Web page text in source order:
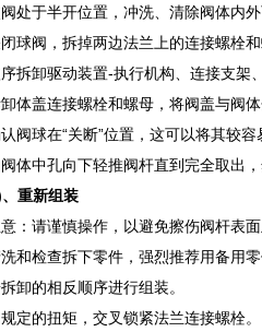
处于半开位置，冲洗、清除阀体内外
球阀，拆掉两边法兰上的连接螺栓
拆卸驱动装置-执行机构、连接支架
体盖连接螺栓和螺母，将阀盖与阀体
阀球在“关断”位置，这可以将其较
体中孔向下轻推阀杆直到完全取出
重新组装
：请谨慎操作，以避免擦伤阀杆表面
和检查拆下零件，强烈推荐用备用
卸的相反顺序进行组装。
定的扭矩，交叉锁紧法兰连接螺栓。